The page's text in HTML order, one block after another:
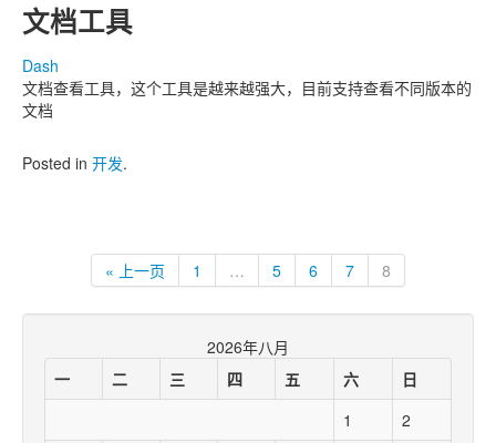
文档工具
Dash
文档查看工具，这个工具是越来越强大，目前支持查看不同版本的
文档
Posted in 开发.
« 上一页 1 … 5 6 7 8
2026年八月
一
二 三 四 五 六 日
1
2